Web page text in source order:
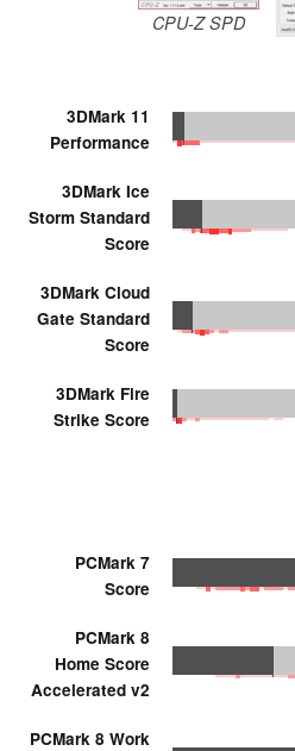
CPU-Z SPD
3DMark 11
Performance
3DMark Ice
Storm Standard
Score
3DMark Cloud
Gate Standard
Score
3DMark Fire
Strike Score
PCMark 7
Score
PCMark 8
Home Score
Accelerated v2
PCMark 8 Work